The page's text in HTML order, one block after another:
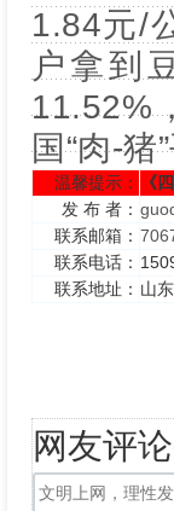
1.84元/
户拿到
11.52%
国“肉-猪
温馨提示：
《
发 布 者：
联系邮箱：
联系电话：
联系地址： 山
网友评